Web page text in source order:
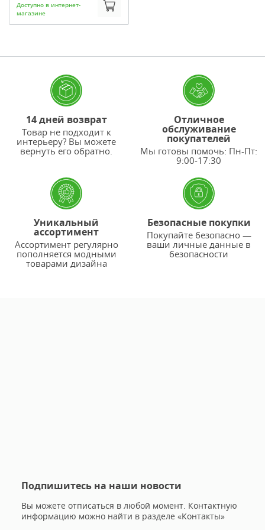
Доступно в интернет-
магазине
14 дней возврат
Товар не подходит к
интерьеру? Вы можете
вернуть его обратно.
Отличное
обслуживание
покупателей
Мы готовы помочь: Пн-Пт:
9:00-17:30
Уникальный
ассортимент
Ассортимент регулярно
пополняется модными
товарами дизайна
Безопасные покупки
Покупайте безопасно —
ваши личные данные в
безопасности
Подпишитесь на наши новости
Вы можете отписаться в любой момент. Контактную
информацию можно найти в разделе «Контакты»